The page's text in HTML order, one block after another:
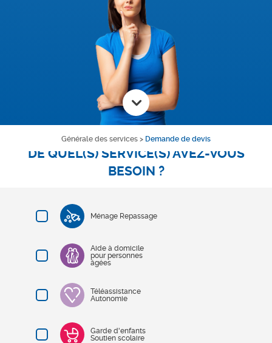
Générale des services > Demande de devis
DE QUEL(S) SERVICE(S) AVEZ-VOUS
BESOIN ?
Ménage Repassage
Aide à domicile
pour personnes
âgées
Téléassistance
Autonomie
Garde d'enfants
Soutien scolaire